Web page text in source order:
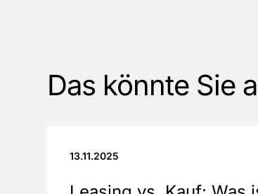
Das könnte Sie
13.11.2025